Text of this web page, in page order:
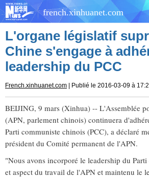
french.xinhuanet.com
CHINE
AFRIQUE
CULTURE
SANTÉ
SCI&TECH
TOURISME
L'organe législatif
Chine s'engage à
leadership du PCC
French.xinhuanet.com | Publié le 2016-03-09 à
BEIJING, 9 mars (Xinhua) -- L'Assemblée
(APN, parlement chinois) continuera
Parti communiste chinois (PCC), a déclaré
président du Comité permanent de l'APN.
"Nous avons incorporé le leadership du Parti
et aspect du travail de l'APN et maintenu le